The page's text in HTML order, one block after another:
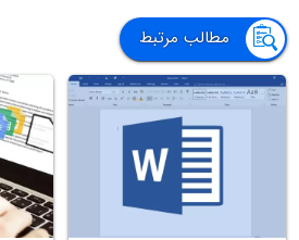
مطالب مرتبط